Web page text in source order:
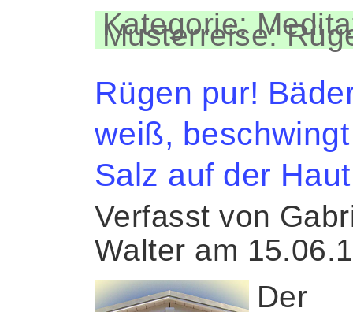
Kategorie:
Musterreise:
Rügen pur!
weiß,
Salz auf der
Verfasst von
Walter am
Der